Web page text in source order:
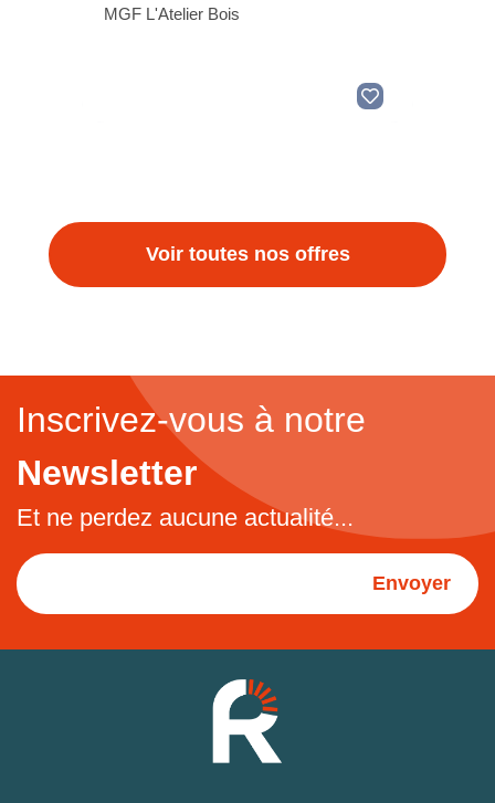
MGF L'Atelier Bois
Voir toutes nos offres
Inscrivez-vous à notre
Newsletter
Et ne perdez aucune actualité...
Envoyer